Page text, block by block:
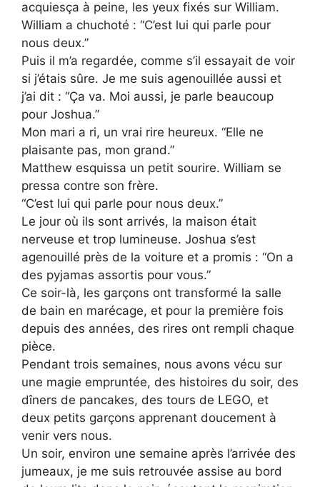
acquiesça à peine, les yeux fixés sur William.
William a chuchoté : “C’est lui qui parle pour
nous deux.”
Puis il m’a regardée, comme s’il essayait de voir
si j’étais sûre. Je me suis agenouillée aussi et
j’ai dit : “Ça va. Moi aussi, je parle beaucoup
pour Joshua.”
Mon mari a ri, un vrai rire heureux. “Elle ne
plaisante pas, mon grand.”
Matthew esquissa un petit sourire. William se
pressa contre son frère.
“C’est lui qui parle pour nous deux.”
Le jour où ils sont arrivés, la maison était
nerveuse et trop lumineuse. Joshua s’est
agenouillé près de la voiture et a promis : “On a
des pyjamas assortis pour vous.”
Ce soir-là, les garçons ont transformé la salle
de bain en marécage, et pour la première fois
depuis des années, des rires ont rempli chaque
pièce.
Pendant trois semaines, nous avons vécu sur
une magie empruntée, des histoires du soir, des
dîners de pancakes, des tours de LEGO, et
deux petits garçons apprenant doucement à
venir vers nous.
Un soir, environ une semaine après l’arrivée des
jumeaux, je me suis retrouvée assise au bord